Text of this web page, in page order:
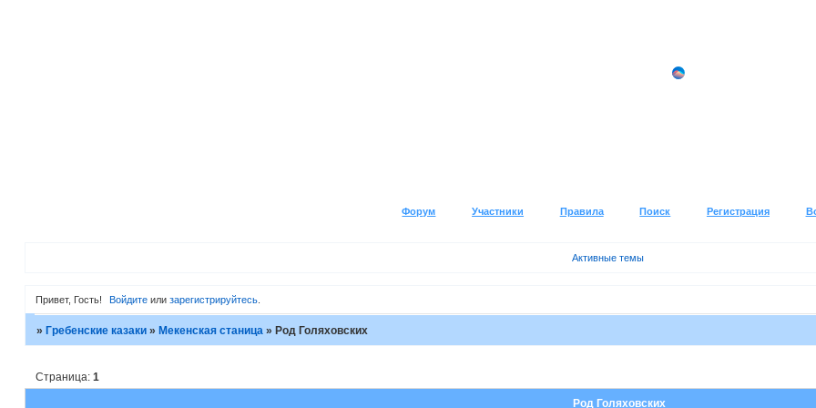
Форум Участники Правила Поиск Регистрация
Активные темы
Привет, Гость! Войдите илизарегистрируйтесь
» Гребенские казаки » Мекенская станица » Род Голяховских
Род Голяховских
Страница: 1